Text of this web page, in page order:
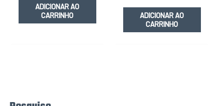
P
ADICIONAR AO
CARRINHO
ADICIONAR AO
CARRINHO